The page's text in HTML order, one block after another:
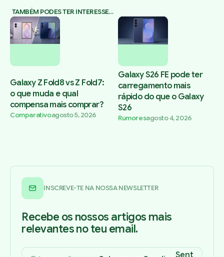
TAMBÉM PODES TER INTERESSE…
Galaxy Z Fold8 vs Z Fold7:
o que muda e qual
compensa mais comprar?
Comparativoagosto 5, 2026
Galaxy S26 FE pode ter
carregamento mais
rápido do que o Galaxy
S26
Rumoresagosto 4, 2026
INSCREVE-TE NA NOSSA NEWSLETTER
Recebe os nossos artigos mais
relevantes no teu email.
Sent